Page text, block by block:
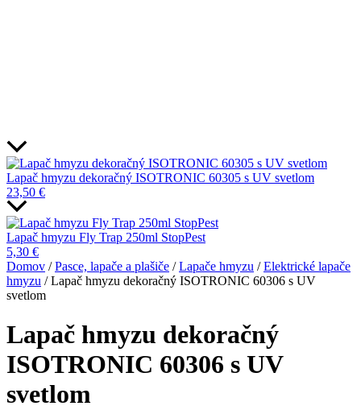
Lapač hmyzu dekoračný ISOTRONIC 60305 s UV svetlom
23,50 €
Lapač hmyzu Fly Trap 250ml StopPest
5,30 €
Domov /Pasce, lapače a plašiče /Lapače hmyzu /Elektrické lapače
hmyzu / Lapač hmyzu dekoračný ISOTRONIC 60306 s UV
svetlom
Lapač hmyzu dekoračný
ISOTRONIC 60306 s UV
svetlom